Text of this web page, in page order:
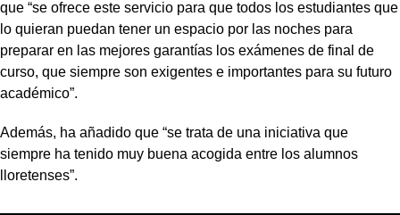
que “se ofrece este servicio para que todos los estudiantes que
lo quieran puedan tener un espacio por las noches para
preparar en las mejores garantías los exámenes de final de
curso, que siempre son exigentes e importantes para su futuro
académico”.
Además, ha añadido que “se trata de una iniciativa que
siempre ha tenido muy buena acogida entre los alumnos
lloretenses”.